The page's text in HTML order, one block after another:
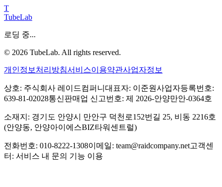
T
TubeLab
로딩 중...
© 2026 TubeLab. All rights reserved.
개인정보처리방침서비스이용약관사업자정보
상호: 주식회사 레이드컴퍼니 대표자: 이준원사업자등록번호:
639-81-02028통신판매업 신고번호: 제 2026-안양만안-0364호
소재지: 경기도 안양시 만안구 덕천로152번길 25, 비동 2216호
(안양동, 안양아이에스BIZ타워센트럴)
전화번호: 010-8222-1308이메일: team@raidcompany.net고객센
터: 서비스 내 문의 기능 이용